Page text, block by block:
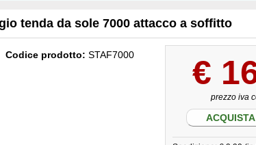
tenda da sole 7000 attacco a soffitto
Codice prodotto: STAF7000 €
prezzo iva